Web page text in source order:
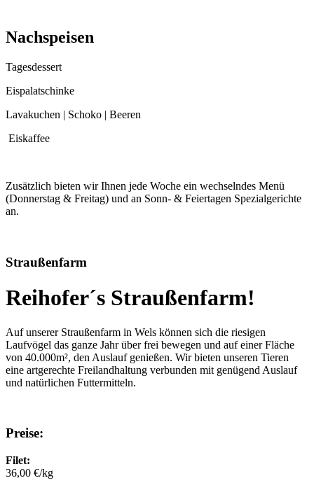
Nachspeisen
Tagesdessert
Eispalatschinke
Lavakuchen | Schoko | Beeren
Eiskaffee
Zusätzlich bieten wir Ihnen jede Woche ein wechselndes Menü
(Donnerstag & Freitag) und an Sonn- & Feiertagen Spezialgerichte
an.
Straußenfarm
Reihofer´s Straußenfarm!
Auf unserer Straußenfarm in Wels können sich die riesigen
Laufvögel das ganze Jahr über frei bewegen und auf einer Fläche
von 40.000m², den Auslauf genießen. Wir bieten unseren Tieren
eine artgerechte Freilandhaltung verbunden mit genügend Auslauf
und natürlichen Futtermitteln.
Preise:
Filet:
36,00 €/kg